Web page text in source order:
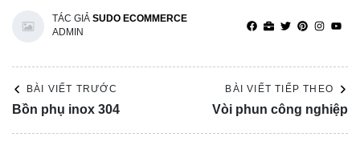
TÁC GIẢ SUDO ECOMMERCE
ADMIN
BÀI VIẾT TRƯỚC
Bồn phụ inox 304
BÀI VIẾT TIẾP THEO
Vòi phun công nghiệp